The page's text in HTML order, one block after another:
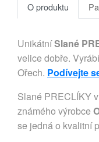
O produktu
UnikátníSlané
velice dobře.
Ořech. Podívejte
Slané PRECLÍKY
známého výrobce
se jedná o kvalitní